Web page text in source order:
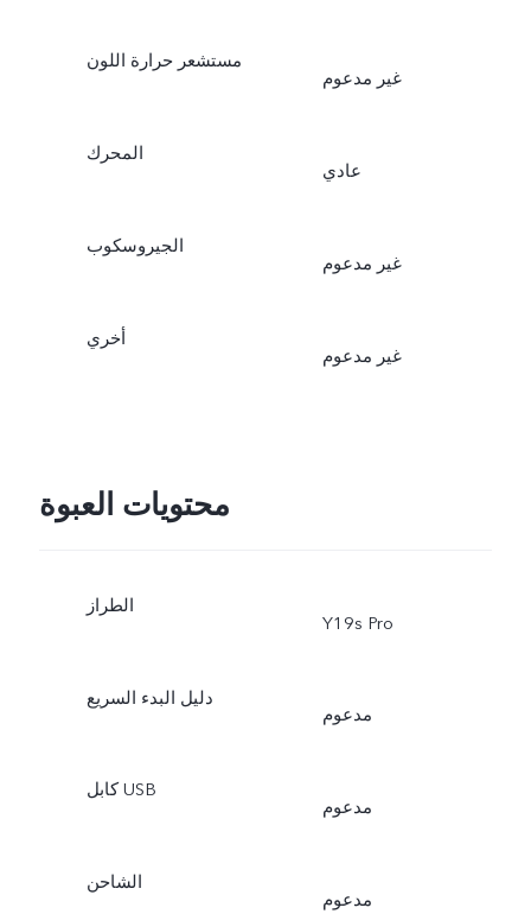
مستشعر حرارة اللون
غير مدعوم
المحرك
عادي
الجيروسكوب
غير مدعوم
أخري
غير مدعوم
محتويات العبوة
الطراز
Y19s Pro
دليل البدء السريع
مدعوم
كابل USB
مدعوم
الشاحن
مدعوم